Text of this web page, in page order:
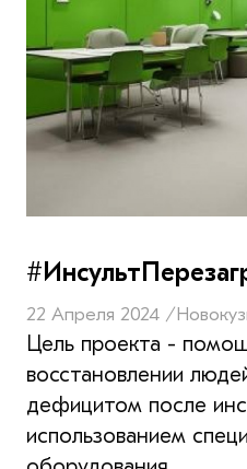
22 Апреля 2024 /
Цель проекта -
восстановлении
дефицитом после
использованием